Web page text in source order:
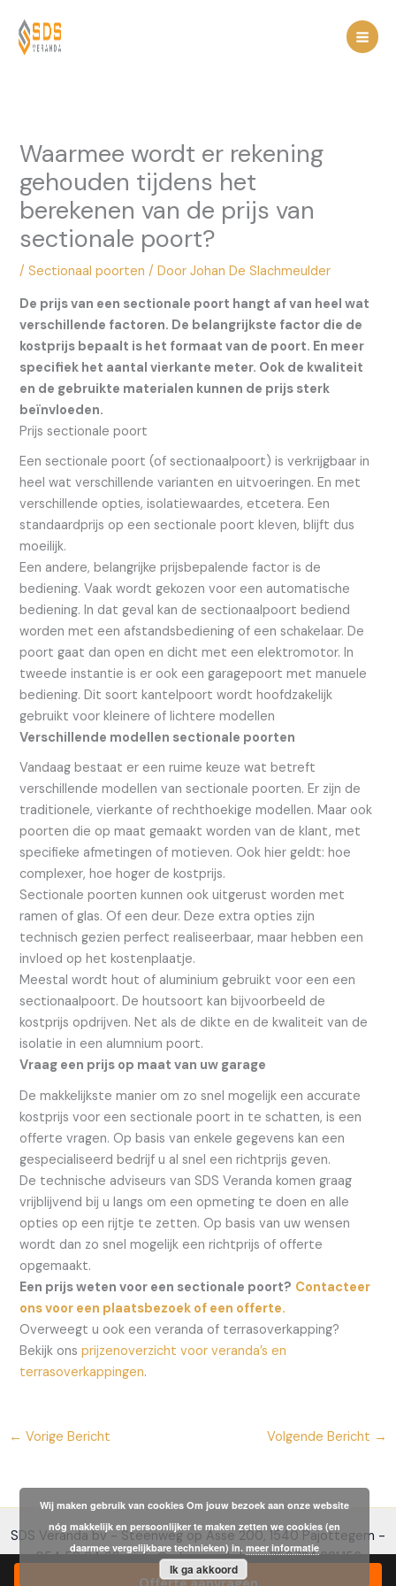
naar
Waarmee wordt er rekening
gehouden tijdens het
berekenen van de prijs van
sectionale poort?
/Sectionaal poorten / DoorJohan De Slachmeulder
De prijs van een sectionale poort hangt af van heel wat
verschillende factoren. De belangrijkste factor die de
kostprijs bepaalt is het formaat van de poort. En meer
specifiek het aantal vierkante meter. Ook de kwaliteit
en de gebruikte materialen kunnen de prijs sterk
beïnvloeden.
Prijs sectionale poort
Een sectionale poort (of sectionaalpoort) is verkrijgbaar in
heel wat verschillende varianten en uitvoeringen. En met
verschillende opties, isolatiewaardes, etcetera. Een
standaardprijs op een sectionale poort kleven, blijft dus
moeilijk.
Een andere, belangrijke prijsbepalende factor is de
bediening. Vaak wordt gekozen voor een automatische
bediening. In dat geval kan de sectionaalpoort bediend
worden met een afstandsbediening of een schakelaar. De
poort gaat dan open en dicht met een elektromotor. In
tweede instantie is er ook een garagepoort met manuele
bediening. Dit soort kantelpoort wordt hoofdzakelijk
gebruikt voor kleinere of lichtere modellen
Verschillende modellen sectionale poorten
Vandaag bestaat er een ruime keuze wat betreft
verschillende modellen van sectionale poorten. Er zijn de
traditionele, vierkante of rechthoekige modellen. Maar ook
poorten die op maat gemaakt worden van de klant, met
specifieke afmetingen of motieven. Ook hier geldt: hoe
complexer, hoe hoger de kostprijs.
Sectionale poorten kunnen ook uitgerust worden met
ramen of glas. Of een deur. Deze extra opties zijn
technisch gezien perfect realiseerbaar, maar hebben een
invloed op het kostenplaatje.
Meestal wordt hout of aluminium gebruikt voor een een
sectionaalpoort. De houtsoort kan bijvoorbeeld de
kostprijs opdrijven. Net als de dikte en de kwaliteit van de
isolatie in een alumnium poort.
Vraag een prijs op maat van uw garage
De makkelijkste manier om zo snel mogelijk een accurate
kostprijs voor een sectionale poort in te schatten, is een
offerte vragen. Op basis van enkele gegevens kan een
gespecialiseerd bedrijf u al snel een richtprijs geven.
De technische adviseurs van SDS Veranda komen graag
vrijblijvend bij u langs om een opmeting te doen en alle
opties op een rijtje te zetten. Op basis van uw wensen
wordt dan zo snel mogelijk een richtprijs of offerte
opgemaakt.
Een prijs weten voor een sectionale poort? Contacteer
ons voor een plaatsbezoek of een offerte.
Overweegt u ook een veranda of terrasoverkapping?
Bekijk onsprijzenoverzicht voor veranda’s en
terrasoverkappingen.
← Vorige Bericht Volgende Bericht →
SDS Veranda bv - Steenweg op Asse 200, 1540 Pajottegem -
054 56 64 32 - info@sdsveranda.be - BE0724.691.156
Wij maken gebruik van cookies Om jouw bezoek aan onze website
nóg makkelijk en persoonlijker te maken zetten we cookies (en
daarmee vergelijkbare technieken) in.meer informatie
Ik ga akkoord